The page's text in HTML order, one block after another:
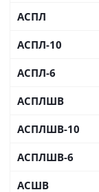
АСПЛ
АСПЛ-10
АСПЛ-6
АСПЛШВ
АСПЛШВ-10
АСПЛШВ-6
АСШВ